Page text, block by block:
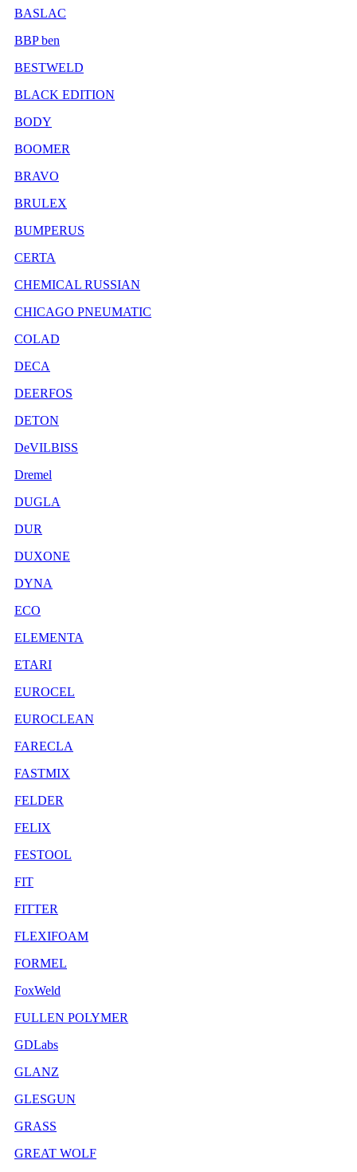
BASLAC
BBP ben
BESTWELD
BLACK EDITION
BODY
BOOMER
BRAVO
BRULEX
BUMPERUS
CERTA
CHEMICAL RUSSIAN
CHICAGO PNEUMATIC
COLAD
DECA
DEERFOS
DETON
DeVILBISS
Dremel
DUGLA
DUR
DUXONE
DYNA
ECO
ELEMENTA
ETARI
EUROCEL
EUROCLEAN
FARECLA
FASTMIX
FELDER
FELIX
FESTOOL
FIT
FITTER
FLEXIFOAM
FORMEL
FoxWeld
FULLEN POLYMER
GDLabs
GLANZ
GLESGUN
GRASS
GREAT WOLF